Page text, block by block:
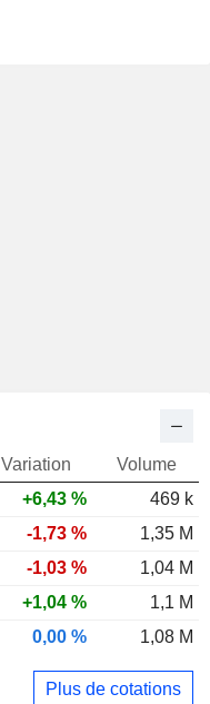
Variation
Volume
+6,43 %
469 k
-1,73 %
1,35 M
-1,03 %
1,04 M
+1,04 %
1,1 M
0,00 % 1,08 M
Plus de cotations